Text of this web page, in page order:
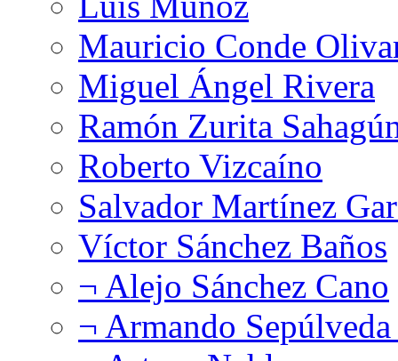
Mauricio Conde
Miguel Ángel Rivera
Ramón Zurita
Roberto Vizcaíno
Salvador Martínez
Víctor Sánchez Baños
¬ Alejo Sánchez Cano
¬ Armando